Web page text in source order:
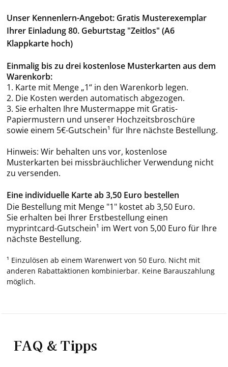
Unser Kennenlern-Angebot: Gratis Musterexemplar
Ihrer Einladung 80. Geburtstag "Zeitlos" (A6
Klappkarte hoch)
Einmalig bis zu drei kostenlose Musterkarten aus dem
Warenkorb:
1. Karte mit Menge „1“ in den Warenkorb legen.
2. Die Kosten werden automatisch abgezogen.
3. Sie erhalten Ihre Mustermappe mit Gratis-
Papiermustern und unserer Hochzeitsbroschüre
sowie einem 5€-Gutschein¹ für Ihre nächste Bestellung.
Hinweis: Wir behalten uns vor, kostenlose
Musterkarten bei missbräuchlicher Verwendung nicht
zu versenden.
Eine individuelle Karte ab 3,50 Euro bestellen
Die Bestellung mit Menge "1" kostet ab 3,50 Euro.
Sie erhalten bei Ihrer Erstbestellung einen
myprintcard-Gutschein¹ im Wert von 5,00 Euro für Ihre
nächste Bestellung.
¹ Einzulösen ab einem Warenwert von 50 Euro. Nicht mit
anderen Rabattaktionen kombinierbar. Keine Barauszahlung
möglich.
FAQ & Tipps